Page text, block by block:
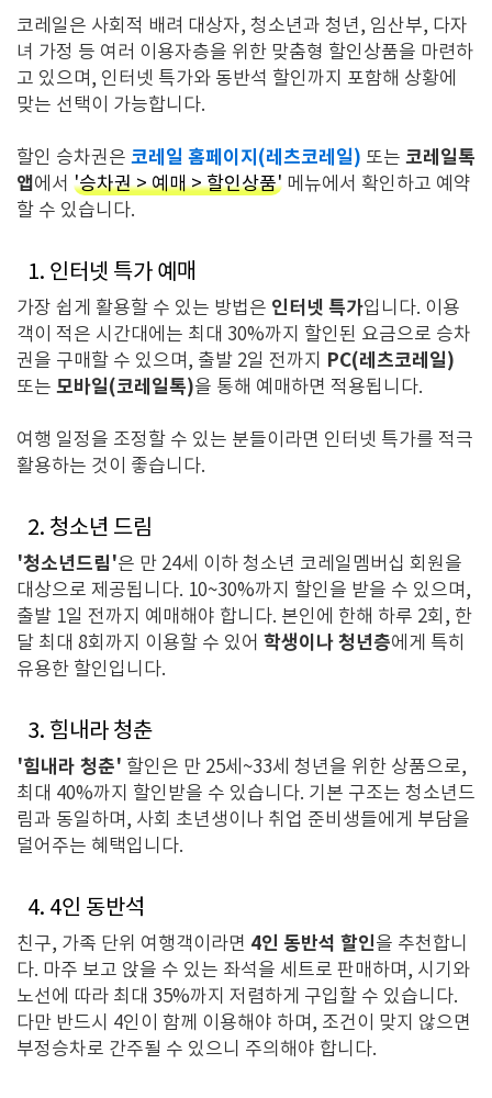
코레일은 사회적 배려 대상자, 청소년과 청년, 임산부, 다자
녀 가정 등 여러 이용자층을 위한 맞춤형 할인상품을 마련하
고 있으며, 인터넷 특가와 동반석 할인까지 포함해 상황에
맞는 선택이 가능합니다.
할인 승차권은 코레일 홈페이지(레츠코레일) 또는 코레일톡
앱에서 '승차권 > 예매 > 할인상품' 메뉴에서 확인하고 예약
할 수 있습니다.
1. 인터넷 특가 예매
가장 쉽게 활용할 수 있는 방법은 인터넷 특가입니다. 이용
객이 적은 시간대에는 최대 30%까지 할인된 요금으로 승차
권을 구매할 수 있으며, 출발 2일 전까지
PC(레츠코레일)
또는 모바일(코레일톡)을 통해 예매하면 적용됩니다.
여행 일정을 조정할 수 있는 분들이라면 인터넷 특가를 적극
활용하는 것이 좋습니다.
2. 청소년 드림
'청소년드림'은 만 24세 이하 청소년 코레일멤버십 회원을
대상으로 제공됩니다. 10~30%까지 할인을 받을 수 있으며,
출발 1일 전까지 예매해야 합니다. 본인에 한해 하루 2회, 한
달 최대 8회까지 이용할 수 있어 학생이나 청년층에게 특히
유용한 할인입니다.
3. 힘내라 청춘
'힘내라 청춘' 할인은 만 25세~33세 청년을 위한 상품으로,
최대 40%까지 할인받을 수 있습니다. 기본 구조는 청소년드
림과 동일하며, 사회 초년생이나 취업 준비생들에게 부담을
덜어주는 혜택입니다.
4. 4인 동반석
친구, 가족 단위 여행객이라면 4인 동반석 할인을 추천합니
다. 마주 보고 앉을 수 있는 좌석을 세트로 판매하며, 시기와
노선에 따라 최대 35%까지 저렴하게 구입할 수 있습니다.
다만 반드시 4인이 함께 이용해야 하며, 조건이 맞지 않으면
부정승차로 간주될 수 있으니 주의해야 합니다.